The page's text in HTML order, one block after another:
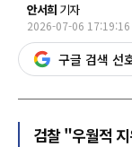
안서희 기자
2026-07-06 17:19:16
구글 검색 선
검찰 "우월적